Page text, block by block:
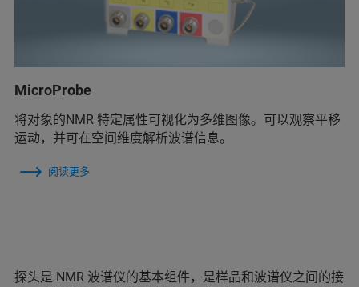
MicroProbe
将对象的NMR 特定属性可视化为多维图像。可以观察平移
运动，并可在空间维度解析波谱信息。
阅读更多
探头是 NMR 波谱仪的基本组件，是样品和波谱仪之间的接